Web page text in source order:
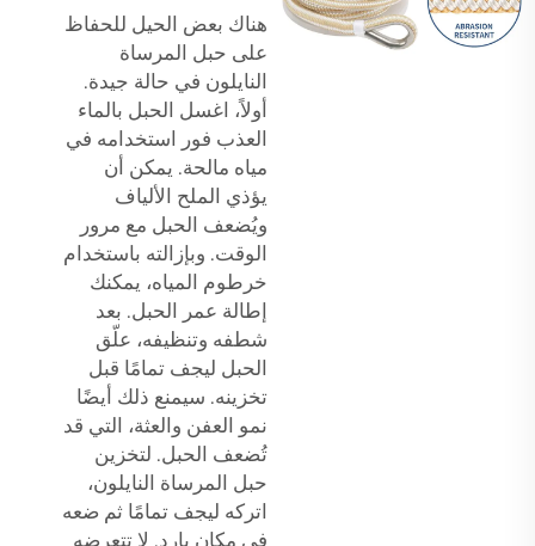
هناك بعض الحيل للحفاظ
على حبل المرساة
النايلون في حالة جيدة.
أولاً، اغسل الحبل بالماء
العذب فور استخدامه في
مياه مالحة. يمكن أن
يؤذي الملح الألياف
ويُضعف الحبل مع مرور
الوقت. وبإزالته باستخدام
خرطوم المياه، يمكنك
إطالة عمر الحبل. بعد
شطفه وتنظيفه، علّق
الحبل ليجف تمامًا قبل
تخزينه. سيمنع ذلك أيضًا
نمو العفن والعثة، التي قد
تُضعف الحبل. لتخزين
حبل المرساة النايلون،
اتركه ليجف تمامًا ثم ضعه
في مكان بارد. لا تتعرضه